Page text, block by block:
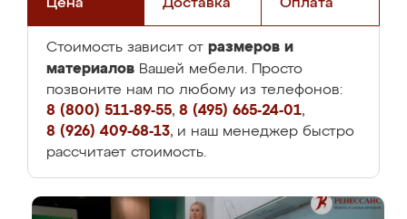
Цена Доставка Оплата
Стоимость зависит от размеров и
материалов Вашей мебели. Просто
позвоните нам по любому из телефонов:
8 (800) 511-89-55, 8 (495) 665-24-01,
8 (926) 409-68-13, и наш менеджер быстро
рассчитает стоимость.